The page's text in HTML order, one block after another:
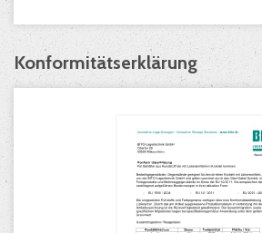
Konformitätserklärung